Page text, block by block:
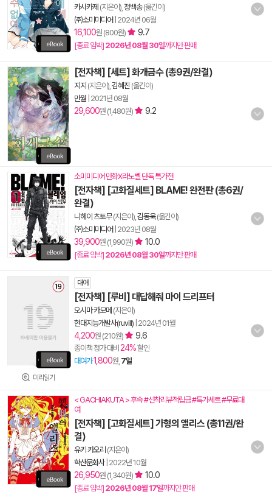
카시카제 (지은이), 정백송(옮긴이)
㈜소미미디어 2024년 06월
16,100원 (800원) 9.7
[종료 임박] 2026년 08월 30일까지만 판매
[전자책] [세트] 화개금수 (총9권/완결)
지지 (지은이), 김혜진 (옮긴이)
만월 2021년 08월
29,600원 (1,480원) 9.2
소미미디어 만화X라노벨 단독 특가전
[전자책] [고화질세트] BLAME! 완전판 (총6권/
완결)
니헤이 츠토무(지은이), 김동욱(옮긴이)
㈜소미미디어 2023년 08월
39,900원 (1,990원) 10.0
[종료 임박] 2026년 08월 30일까지만 판매
미리읽기
대여
[전자책] [루비] 대답해줘 마이 드리프터
오시마 카모메 (지은이)
현대지능개발사(ruvill) 2024년 01월
4,200원 (210원) 9.6
종이책 정가 대비 24%할인
대여가1,800원, 7일
< GACHIAKUTA > 후속 #선착리뷰적립금 #특가세트 #무료대
여
[전자책] [고화질세트] 가형의 앨리스 (총11권/완
결)
유키 카오리 (지은이)
학산문화사| 2022년 10월
26,950원 (1,340원) 10.0
[종료 임박] 2026년 08월 17일까지만 판매